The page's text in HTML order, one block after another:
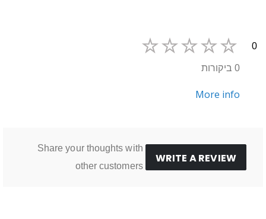
0
0 ביקורות
More info
WRITE A REVIEW
Share your thoughts with
other customers